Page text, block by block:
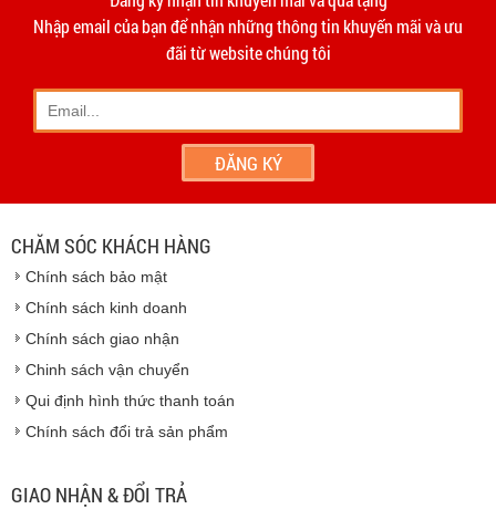
Dương
- Phương thức vận chuyển do hai bên thỏa thuận và thực
hiện trên tinh thần hợp tác, thiện chí.
- Khách hàng có thể đếngiao dịch trực tiếp tạicông ty
- Hoặc chúng tôi sẽcử nhân viên giao hàng
địa chỉ khách hàng cung cấp.
hạn 10 ngày
Vinhempich
CAM KẾT CHẤT LƯỢNG
Nhập email của bạn để nhận những thông tin khuyến mãi và ưu
đãi từ website chúng tôi
CHĂM SÓC KHÁCH HÀNG
Chính sách bảo mật
Chính sách kinh doanh
Chính sách giao nhận
Chinh sách vận chuyển
Qui định hình thức thanh toán
Chính sách đổi trả sản phẩm
GIAO NHẬN & ĐỔI TRẢ